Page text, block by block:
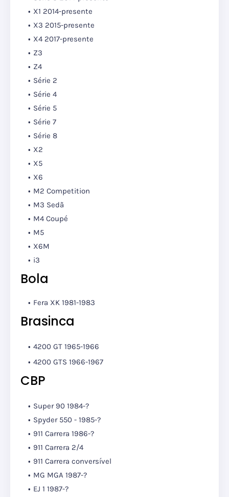
X1 2014-presente
X3 2015-presente
X4 2017-presente
Z3
Z4
Série 2
Série 4
Série 5
Série 7
Série 8
X2
X5
X6
M2 Competition
M3 Sedã
M4 Coupé
M5
X6M
i3
Bola
Fera XK 1981-1983
Brasinca
4200 GT 1965-1966
4200 GTS 1966-1967
CBP
Super 90 1984-?
Spyder 550 - 1985-?
911 Carrera 1986-?
911 Carrera 2/4
911 Carrera conversível
MG MGA 1987-?
EJ 1 1987-?